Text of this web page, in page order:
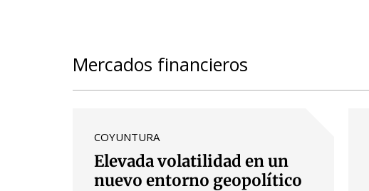
Mercados financieros
COYUNTURA
Elevada volatilidad en un
nuevo entorno geopolítico